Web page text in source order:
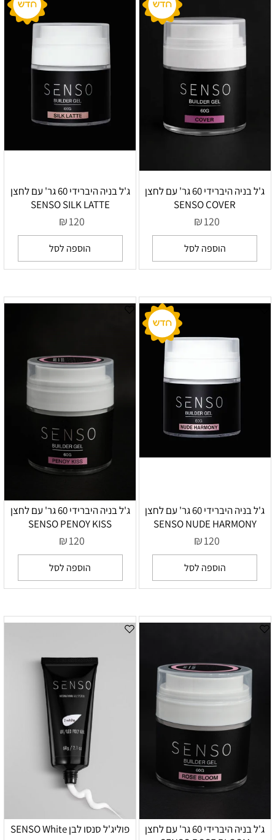
ג'ל בניה היברידי 60 גר' עם לחצן
SENSO COVER
₪120
הוספה לסל
ג'ל בניה היברידי 60 גר' עם לחצן
SENSO SILK LATTE
₪120
הוספה לסל
ג'ל בניה היברידי 60 גר' עם לחצן
SENSO NUDE HARMONY
₪120
הוספה לסל
ג'ל בניה היברידי 60 גר' עם לחצן
SENSO PENOY KISS
₪120
הוספה לסל
ג'ל בניה היברידי 60 גר' עם לחצן
פוליג'ל סנסו לבן SENSO White